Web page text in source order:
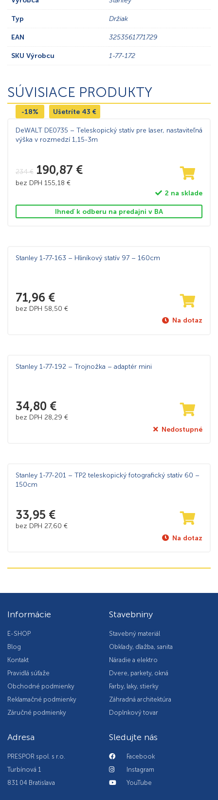
Typ Držiak
EAN 3253561771729
SKU Výrobcu 1-77-172
SÚVISIACE PRODUKTY
-18% Ušetríte 43 €
DeWALT DE0735 – Teleskopický statív pre laser, nastaviteľná
výška v rozmedzí 1,15-3m
234€ 190,87 €
bez DPH 155,18 €
2 na sklade
Ihneď k odberu na predajni v BA
Stanley 1-77-163 – Hliníkový statív 97 – 160cm
71,96 €
bez DPH 58,50 €
Na dotaz
Stanley 1-77-192 – Trojnožka – adaptér mini
34,80 €
bez DPH 28,29 €
Nedostupné
Stanley 1-77-201 – TP2 teleskopický fotografický statív 60 –
150cm
33,95 €
bez DPH 27,60 €
Na dotaz
Informácie
E-SHOP
Blog
Kontakt
Pravidlá súťaže
Obchodné podmienky
Reklamačné podmienky
Záručné podmienky
Stavebniny
Stavebný materiál
Obklady, dlažba, sanita
Náradie a elektro
Dvere, parkety, okná
Farby, laky, stierky
Záhradná architektúra
Doplnkový tovar
Adresa
PRESPOR spol. s r.o.
Turbínová 1
831 04 Bratislava
Sledujte nás
Facebook
Instagram
YouTube